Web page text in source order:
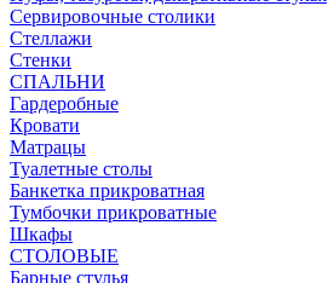
Сервировочные столики
Стеллажи
Стенки
СПАЛЬНИ
Гардеробные
Кровати
Матрацы
Туалетные столы
Банкетка прикроватная
Тумбочки прикроватные
Шкафы
СТОЛОВЫЕ
Барные стулья